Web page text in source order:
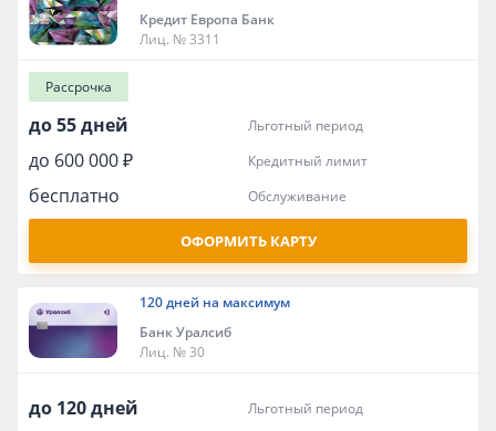
Кредит Европа Банк
Лиц. № 3311
Рассрочка
до 55 дней льготный период
до 600 000 ₽ кредитный лимит
бесплатно обслуживание
ОФОРМИТЬ КАРТУ
120 дней на максимум
Банк Уралсиб
Лиц. № 30
до 120 дней льготный период